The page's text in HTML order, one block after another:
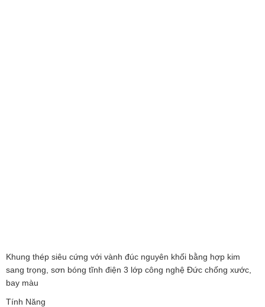
Khung thép siêu cứng với vành đúc nguyên khối bằng hợp kim
sang trọng, sơn bóng tĩnh điện 3 lớp công nghệ Đức chống xước,
bay màu
Tính Năng